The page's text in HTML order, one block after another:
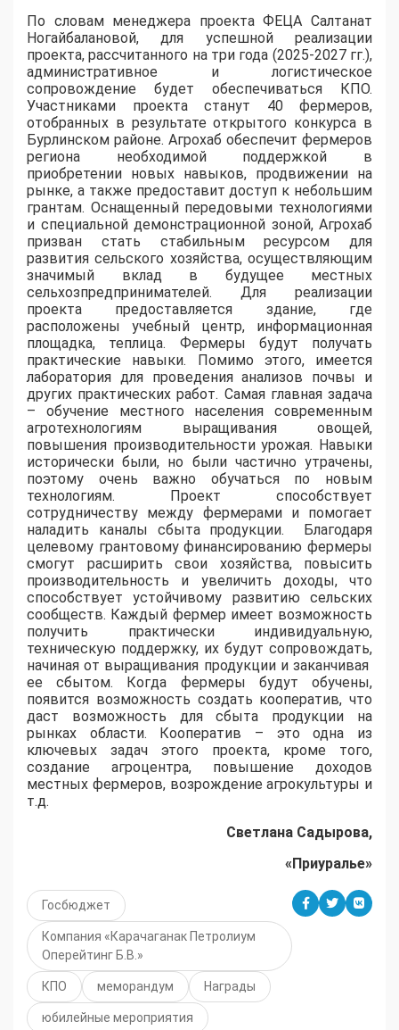
По словам менеджера проекта ФЕЦА Салтанат
Ногайбалановой, для успешной реализации
проекта, рассчитанного на три года (2025-2027 гг.),
административное и логистическое
сопровождение будет обеспечиваться КПО.
Участниками проекта станут 40 фермеров,
отобранных в результате открытого конкурса в
Бурлинском районе. Агрохаб обеспечит фермеров
региона необходимой поддержкой в
приобретении новых навыков, продвижении на
рынке, а также предоставит доступ к небольшим
грантам. Оснащенный передовыми технологиями
и специальной демонстрационной зоной, Агрохаб
призван стать стабильным ресурсом для
развития сельского хозяйства, осуществляющим
значимый вклад в будущее местных
сельхозпредпринимателей. Для реализации
проекта предоставляется здание, где
расположены учебный центр, информационная
площадка, теплица. Фермеры будут получать
практические навыки. Помимо этого, имеется
лаборатория для проведения анализов почвы и
других практических работ. Самая главная задача
– обучение местного населения современным
агротехнологиям выращивания овощей,
повышения производительности урожая. Навыки
исторически были, но были частично утрачены,
поэтому очень важно обучаться по новым
технологиям. Проект способствует
сотрудничеству между фермерами и помогает
наладить каналы сбыта продукции. Благодаря
целевому грантовому финансированию фермеры
смогут расширить свои хозяйства, повысить
производительность и увеличить доходы, что
способствует устойчивому развитию сельских
сообществ. Каждый фермер имеет возможность
получить практически индивидуальную,
техническую поддержку, их будут сопровождать,
начиная от выращивания продукции и заканчивая
ее сбытом. Когда фермеры будут обучены,
появится возможность создать кооператив, что
даст возможность для сбыта продукции на
рынках области. Кооператив – это одна из
ключевых задач этого проекта, кроме того,
создание агроцентра, повышение доходов
местных фермеров, возрождение агрокультуры и
т.д.
Светлана Садырова,
«Приуралье»
Госбюджет
Компания «Карачаганак Петролиум
Оперейтинг Б.В.»
КПО меморандум Награды
юбилейные мероприятия